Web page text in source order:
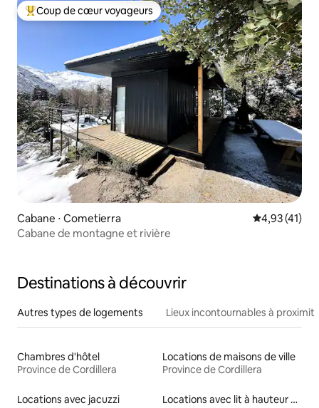
Coups de cœur voyageurs les plus appréciés
Coup de cœur voyageurs
Cabane ⋅ Cometierra Évaluation
4,93 (41)
Cabane de montagne et rivière
Destinations à découvrir
Autres types de logements Lieux incontournables à
Chambres d'hôtel
Province de Cordillera
Locations de maisons de ville
Province de Cordillera
Locations avec jacuzzi
Locations avec lit à hauteur adaptée